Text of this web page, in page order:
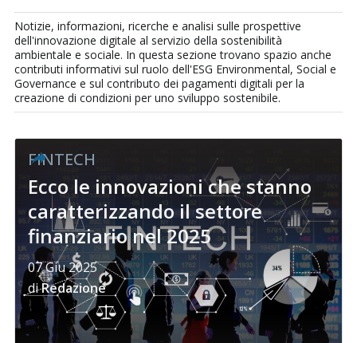
Notizie, informazioni, ricerche e analisi sulle prospettive
dell'innovazione digitale al servizio della sostenibilità
ambientale e sociale. In questa sezione trovano spazio anche
contributi informativi sul ruolo dell'ESG Environmental, Social e
Governance e sul contributo dei pagamenti digitali per la
creazione di condizioni per uno sviluppo sostenibile.
FINTECH
Ecco le innovazioni che stanno
caratterizzando il settore
finanziario nel 2025
07 Giu 2025
diRedazione